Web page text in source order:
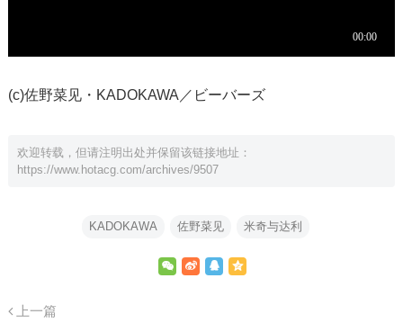
(c)佐野菜见・KADOKAWA／ビーバーズ
欢迎转载，但请注明出处并保留该链接地址：
https://www.hotacg.com/archives/9507
KADOKAWA 佐野菜见 米奇与达利
上一篇